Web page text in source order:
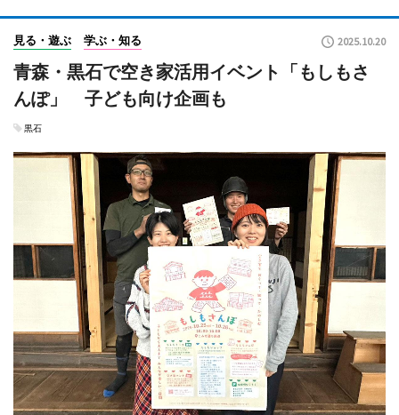
見る・遊ぶ 学ぶ・知る 2025.10.20
青森・黒石で空き家活用イベント「もしもさ
んぽ」 子ども向け企画も
黒石